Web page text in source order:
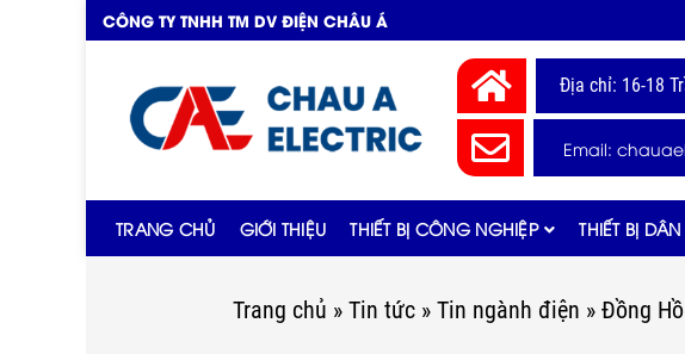
CÔNG TY TNHH TM DV ĐIỆN CHÂU Á
Địa chỉ: 16-18
Email:
TRANG CHỦ GIỚI THIỆU THIẾT BỊ CÔNG NGHIỆP THIẾT BỊ
Trang chủ » Tin tức» Tin ngành điện » Đồng